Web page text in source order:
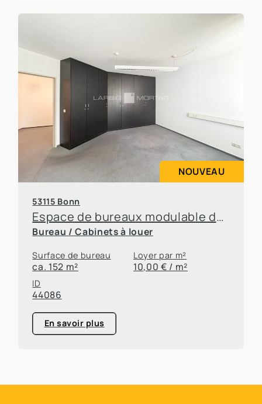
NOUVEAU
53115 Bonn
Espace de bureaux modulable dans un emplacement de choix à Bonn-Poppelsdorf
Bureau / Cabinets à louer
Surface de bureau
ca. 152 m²
Loyer par m²
10,00 € / m²
ID
44086
En savoir plus